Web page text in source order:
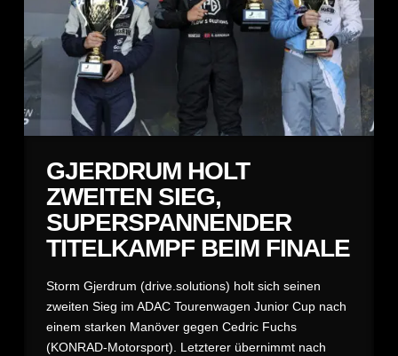
GJERDRUM HOLT
ZWEITEN SIEG,
SUPERSPANNENDER
TITELKAMPF BEIM FINALE
Storm Gjerdrum (drive.solutions) holt sich seinen
zweiten Sieg im ADAC Tourenwagen Junior Cup nach
einem starken Manöver gegen Cedric Fuchs
(KONRAD-Motorsport). Letzterer übernimmt nach